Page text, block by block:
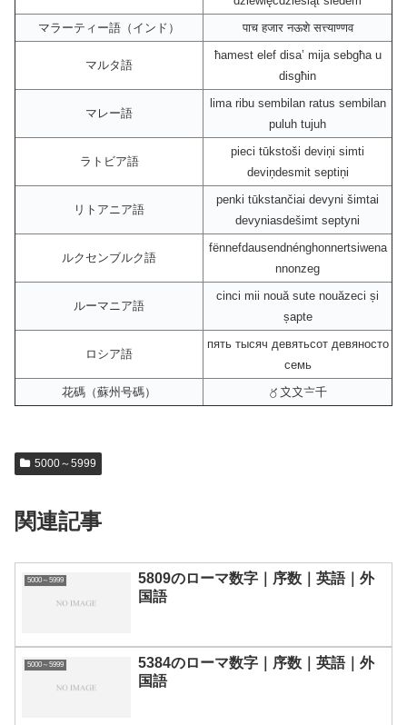
マラーティー語（インド）
पाच हजार नऊशे सत्त्याण्णव
マルタ語
ħamest elef disa’ mija sebgħa u
disgħin
マレー語
lima ribu sembilan ratus sembilan
puluh tujuh
ラトビア語
pieci tūkstoši deviņi simti
deviņdesmit septiņi
リトアニア語
penki tūkstančiai devyni šimtai
devyniasdešimt septyni
ルクセンブルク語
fënnefdausendnénghonnertsiwena
nnonzeg
ルーマニア語
cinci mii nouă sute nouăzeci și
șapte
ロシア語
пять тысяч девятьсот девяносто
семь
花碼（蘇州号碼）
〥〩〩〧千
5000～5999
関連記事
5000～5999
5809のローマ数字｜序数｜英語｜外
国語
5000～5999
5384のローマ数字｜序数｜英語｜外
国語